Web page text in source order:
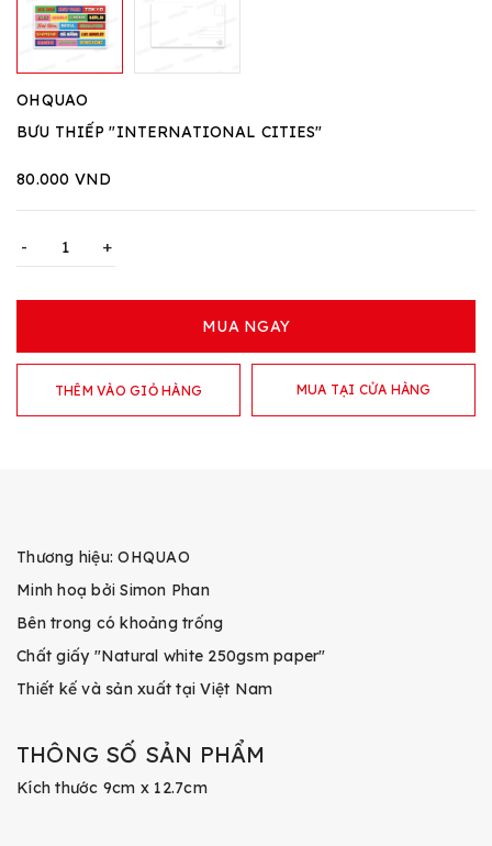
OHQUAO
BƯU THIẾP "INTERNATIONAL CITIES"
80.000 VND
- +
MUA NGAY
THÊM VÀO GIỎ HÀNG MUA TẠI CỬA HÀNG
Thương hiệu: OHQUAO
Minh hoạ bởi Simon Phan
Bên trong có khoảng trống
Chất giấy "Natural white 250gsm paper"
Thiết kế và sản xuất tại Việt Nam
THÔNG SỐ SẢN PHẨM
Kích thước 9cm x 12.7cm